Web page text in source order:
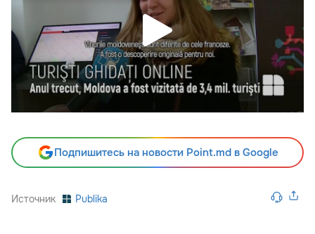
Подпишитесь на новости Point.md в Google
Источник Publika